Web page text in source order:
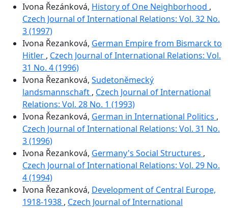
Ivona Řezánková, History of One Neighborhood ,
Czech Journal of International Relations: Vol. 32 No.
3 (1997)
Ivona Řezanková, German Empire from Bismarck to
Hitler , Czech Journal of International Relations: Vol.
31 No. 4 (1996)
Ivona Řezanková, Sudetoněmecký
landsmannschaft , Czech Journal of International
Relations: Vol. 28 No. 1 (1993)
Ivona Řezanková, German in International Politics ,
Czech Journal of International Relations: Vol. 31 No.
3 (1996)
Ivona Řezanková, Germany's Social Structures ,
Czech Journal of International Relations: Vol. 29 No.
4 (1994)
Ivona Řezanková, Development of Central Europe,
1918-1938 , Czech Journal of International